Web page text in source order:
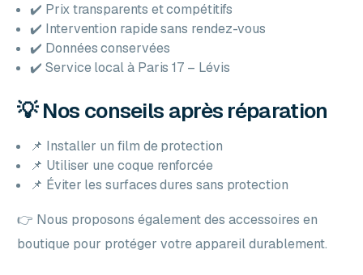
✔️ Prix transparents et compétitifs
✔️ Intervention rapide sans rendez-vous
✔️ Données conservées
✔️ Service local à Paris 17 – Lévis
💡 Nos conseils après réparation
📌 Installer un film de protection
📌 Utiliser une coque renforcée
📌 Éviter les surfaces dures sans protection
👉 Nous proposons également des accessoires en
boutique pour protéger votre appareil durablement.